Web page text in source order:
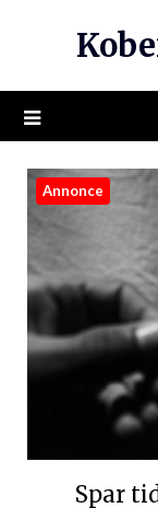
Annonce
Spar